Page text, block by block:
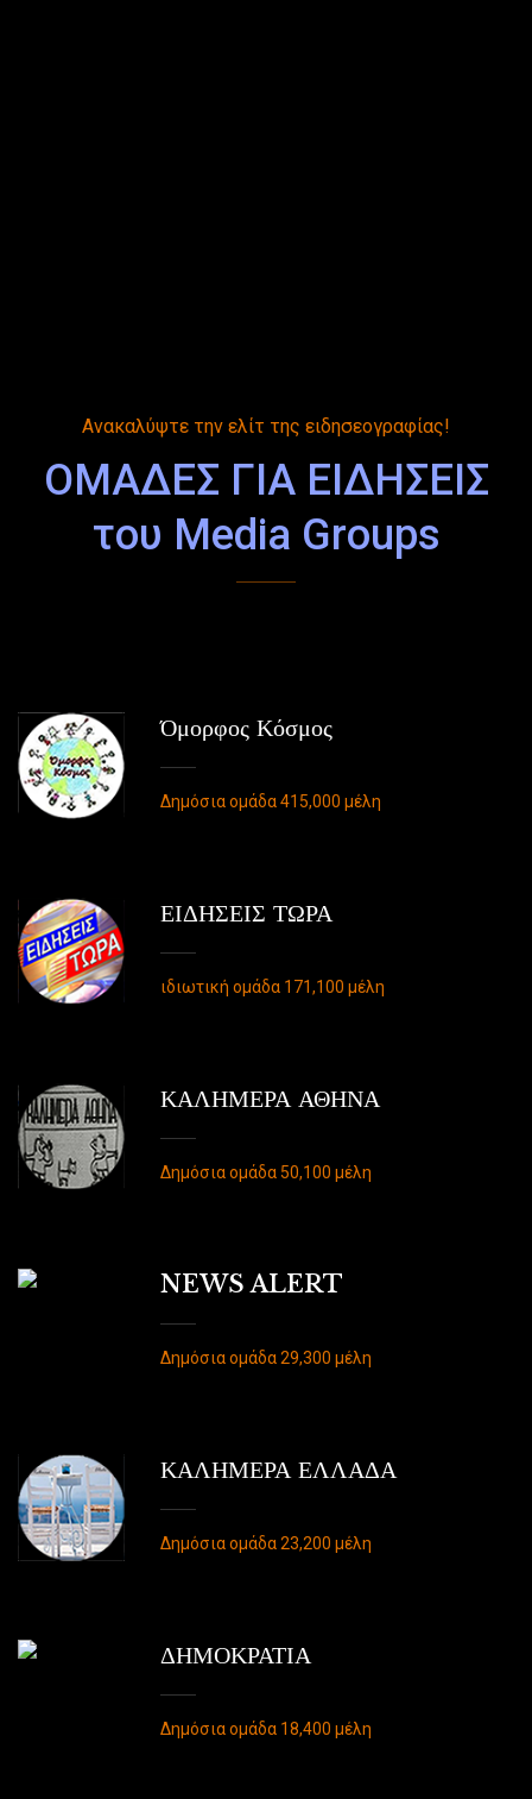
Ανακαλύψτε την ελίτ της ειδησεογραφίας!
ΟΜΑΔΕΣ ΓΙΑ ΕΙΔΗΣΕΙΣ
του Media Groups
Όμορφος Κόσμος
Δημόσια ομάδα 415,000 μέλη
ΕΙΔΗΣΕΙΣ ΤΩΡΑ
ιδιωτική ομάδα 171,100 μέλη
ΚΑΛΗΜΕΡΑ ΑΘΗΝΑ
Δημόσια ομάδα 50,100 μέλη
NEWS ALERT
Δημόσια ομάδα 29,300 μέλη
ΚΑΛΗΜΕΡΑ ΕΛΛΑΔΑ
Δημόσια ομάδα 23,200 μέλη
ΔΗΜΟΚΡΑΤΙΑ
Δημόσια ομάδα 18,400 μέλη